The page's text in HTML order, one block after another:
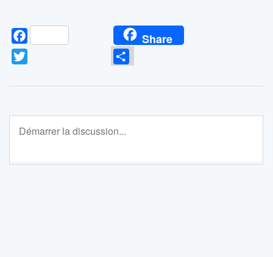
Facebook Share